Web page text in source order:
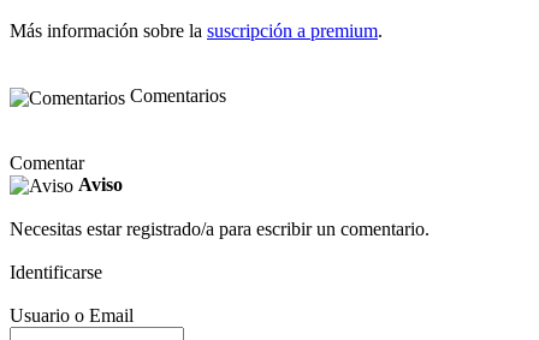
Más información sobre la suscripción a premium.
Comentarios
Comentar
Aviso
Necesitas estar registrado/a para escribir un comentario.
Identificarse
Usuario o Email